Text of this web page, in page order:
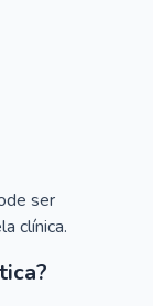
ser
clínica.